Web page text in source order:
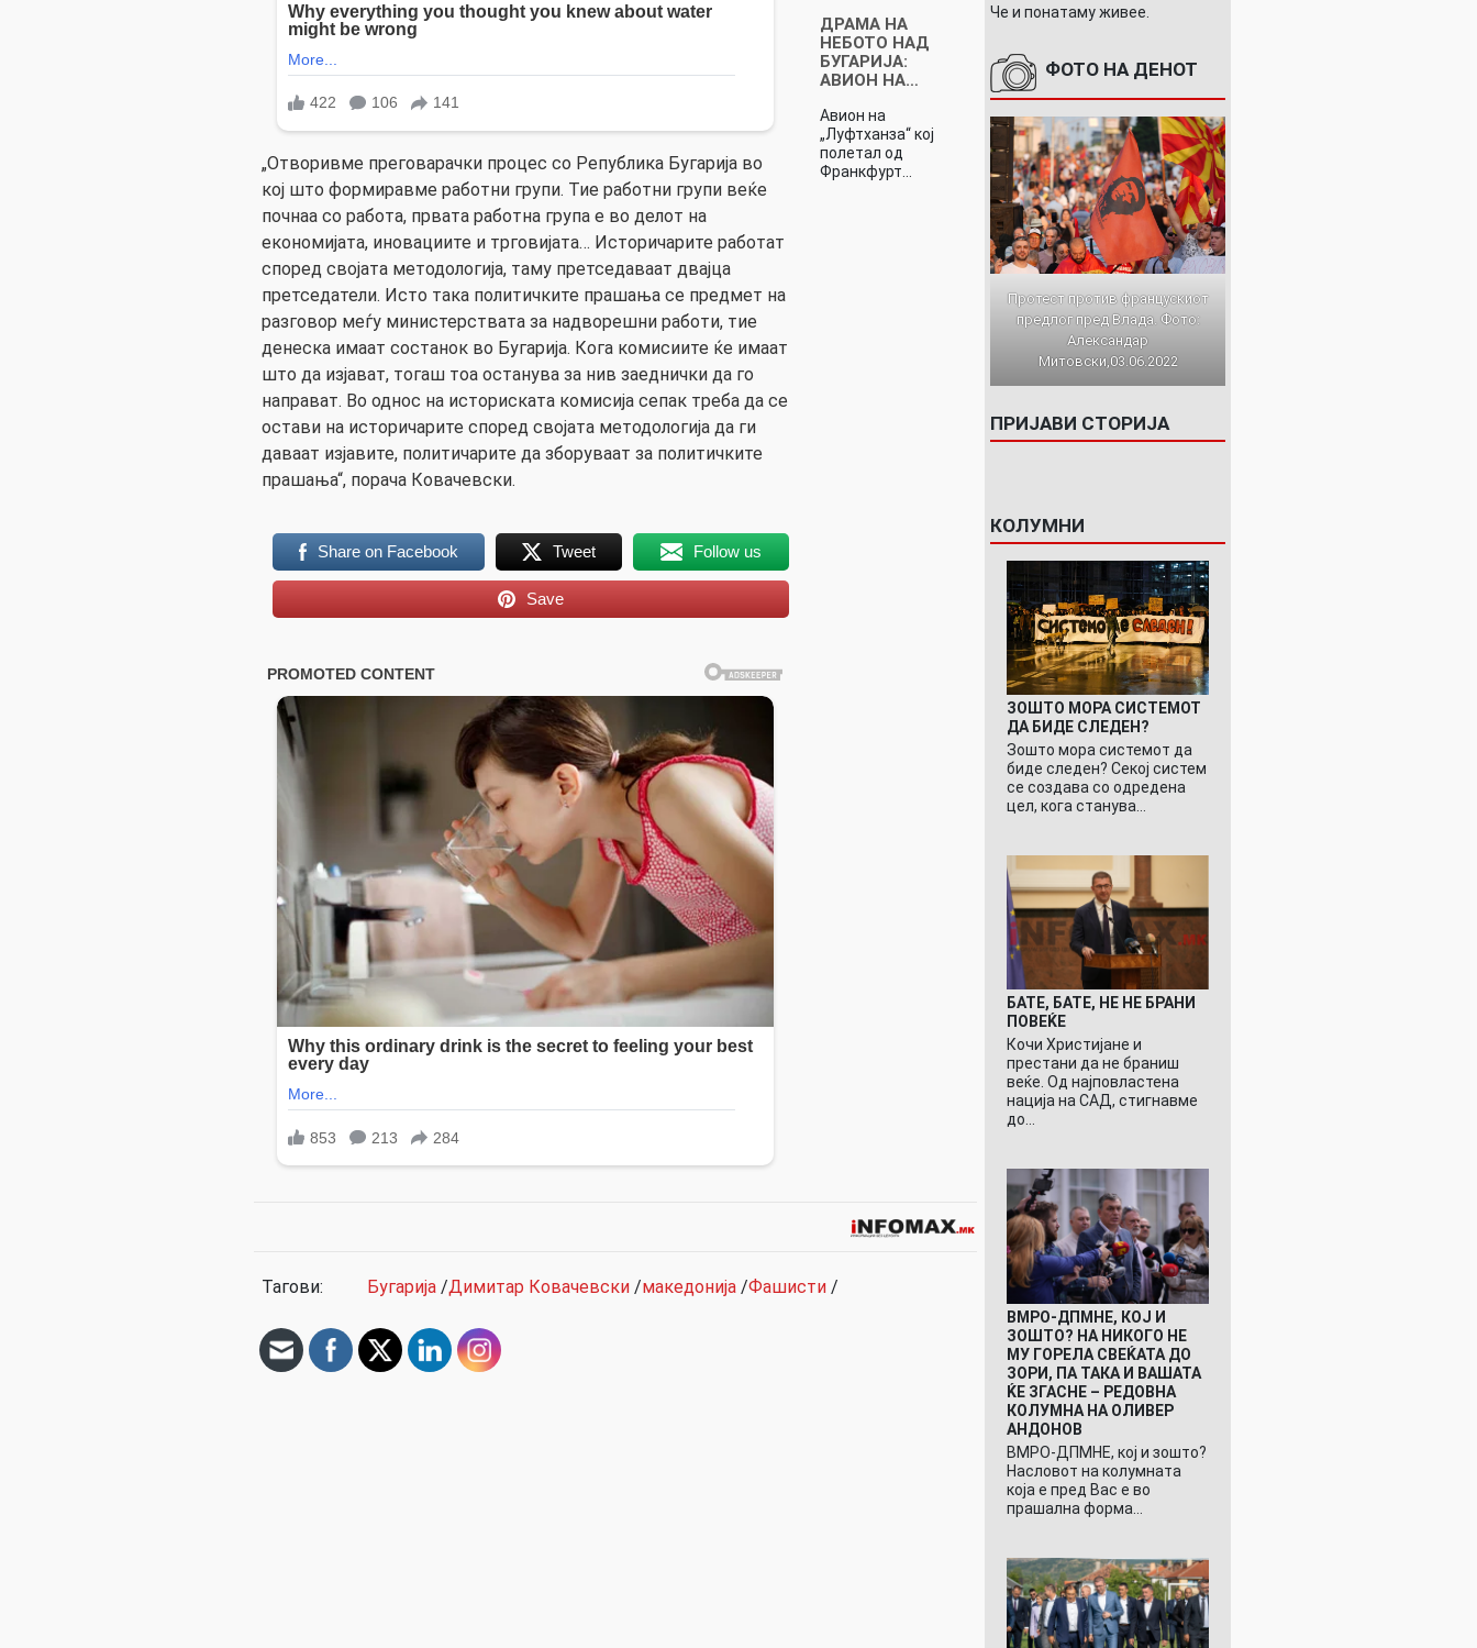
„Отворивме преговарачки процес со Република Бугарија во
кој што формиравме работни групи. Тие работни групи веќе
почнаа со работа, првата работна група е во делот на
економијата, иновациите и трговијата… Историчарите работат
според својата методологија, таму претседаваат двајца
претседатели. Исто така политичките прашања се предмет на
разговор меѓу министерствата за надворешни работи, тие
денеска имаат состанок во Бугарија. Кога комисиите ќе имаат
што да изјават, тогаш тоа останува за нив заеднички да го
направат. Во однос на историската комисија сепак треба да се
остави на историчарите според својата методологија да ги
даваат изјавите, политичарите да зборуваат за политичките
прашања“, порача Ковачевски.
Share on Facebook Tweet Follow us
Save
ДРАМА НА
НЕБОТО НАД
БУГАРИЈА:
АВИОН НА…
Авион на
„Луфтханза“ кој
полетал од
Франкфурт…
Тагови: Бугарија /Димитар Ковачевски /македонија /Фашисти /
Че и понатаму живее.
ФОТО НА ДЕНОТ
Протест против францускиот
предлог пред Влада. Фото:
Александар
Митовски,03.06.2022
ПРИЈАВИ СТОРИЈА
КОЛУМНИ
ЗОШТО МОРА СИСТЕМОТ
ДА БИДЕ СЛЕДЕН?
Зошто мора системот да
биде следен? Секој систем
се создава со одредена
цел, кога станува…
БАТЕ, БАТЕ, НЕ НЕ БРАНИ
ПОВЕЌЕ
Кочи Христијане и
престани да не браниш
веќе. Од најповластена
нација на САД, стигнавме
до…
ВМРО-ДПМНЕ, КОЈ И
ЗОШТО? НА НИКОГО НЕ
МУ ГОРЕЛА СВЕЌАТА ДО
ЗОРИ, ПА ТАКА И ВАШАТА
ЌЕ ЗГАСНЕ – РЕДОВНА
КОЛУМНА НА ОЛИВЕР
АНДОНОВ
ВМРО-ДПМНЕ, кој и зошто?
Насловот на колумната
која е пред Вас е во
прашална форма…